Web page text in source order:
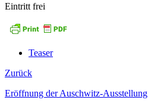
Eintritt frei
Teaser
Zurück
Eröffnung der Auschwitz-Ausstellung